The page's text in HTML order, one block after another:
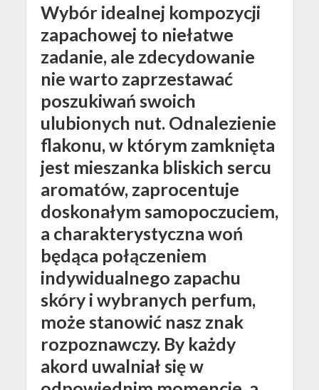
Wybór idealnej kompozycji
zapachowej to niełatwe
zadanie, ale zdecydowanie
nie warto zaprzestawać
poszukiwań swoich
ulubionych nut. Odnalezienie
flakonu, w którym zamknięta
jest mieszanka bliskich sercu
aromatów, zaprocentuje
doskonałym samopoczuciem,
a charakterystyczna woń
będąca połączeniem
indywidualnego zapachu
skóry i wybranych perfum,
może stanowić nasz znak
rozpoznawczy. By każdy
akord uwalniał się w